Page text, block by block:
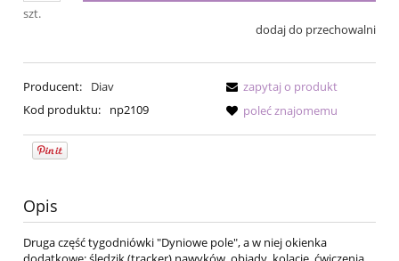
szt.
dodaj do przechowalni
Producent:
Diav
Kod produktu:
np2109
zapytaj o produkt
poleć znajomemu
Opis
Druga część tygodniówki "Dyniowe pole", a w niej okienka